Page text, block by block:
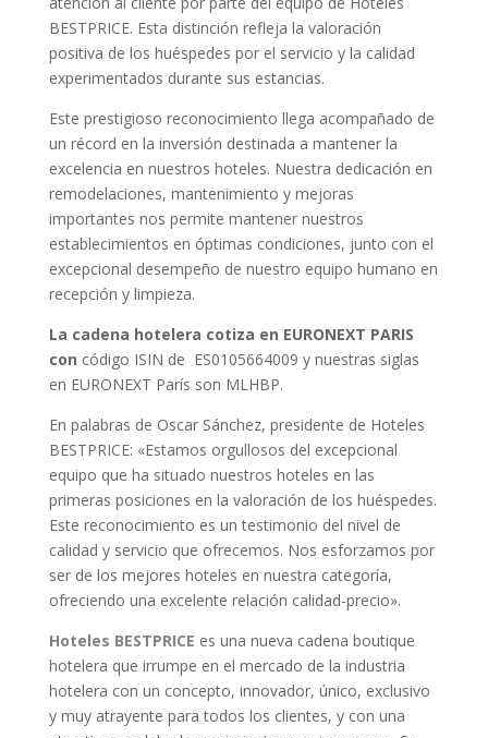
BESTPRICE. Esta distinción refleja la valoración
positiva de los huéspedes por el servicio y la calidad
experimentados durante sus estancias.
Este prestigioso reconocimiento llega acompañado de
un récord en la inversión destinada a mantener la
excelencia en nuestros hoteles. Nuestra dedicación en
remodelaciones, mantenimiento y mejoras
importantes nos permite mantener nuestros
establecimientos en óptimas condiciones, junto con el
excepcional desempeño de nuestro equipo humano en
recepción y limpieza.
La cadena hotelera cotiza en EURONEXT PARIS
con código ISIN de ES0105664009 y nuestras siglas
en EURONEXT París son MLHBP.
En palabras de Oscar Sánchez, presidente de Hoteles
BESTPRICE: «Estamos orgullosos del excepcional
equipo que ha situado nuestros hoteles en las
primeras posiciones en la valoración de los huéspedes.
Este reconocimiento es un testimonio del nivel de
calidad y servicio que ofrecemos. Nos esforzamos por
ser de los mejores hoteles en nuestra categoría,
ofreciendo una excelente relación calidad-precio».
Hoteles BESTPRICE es una nueva cadena boutique
hotelera que irrumpe en el mercado de la industria
hotelera con un concepto, innovador, único, exclusivo
y muy atrayente para todos los clientes, y con una